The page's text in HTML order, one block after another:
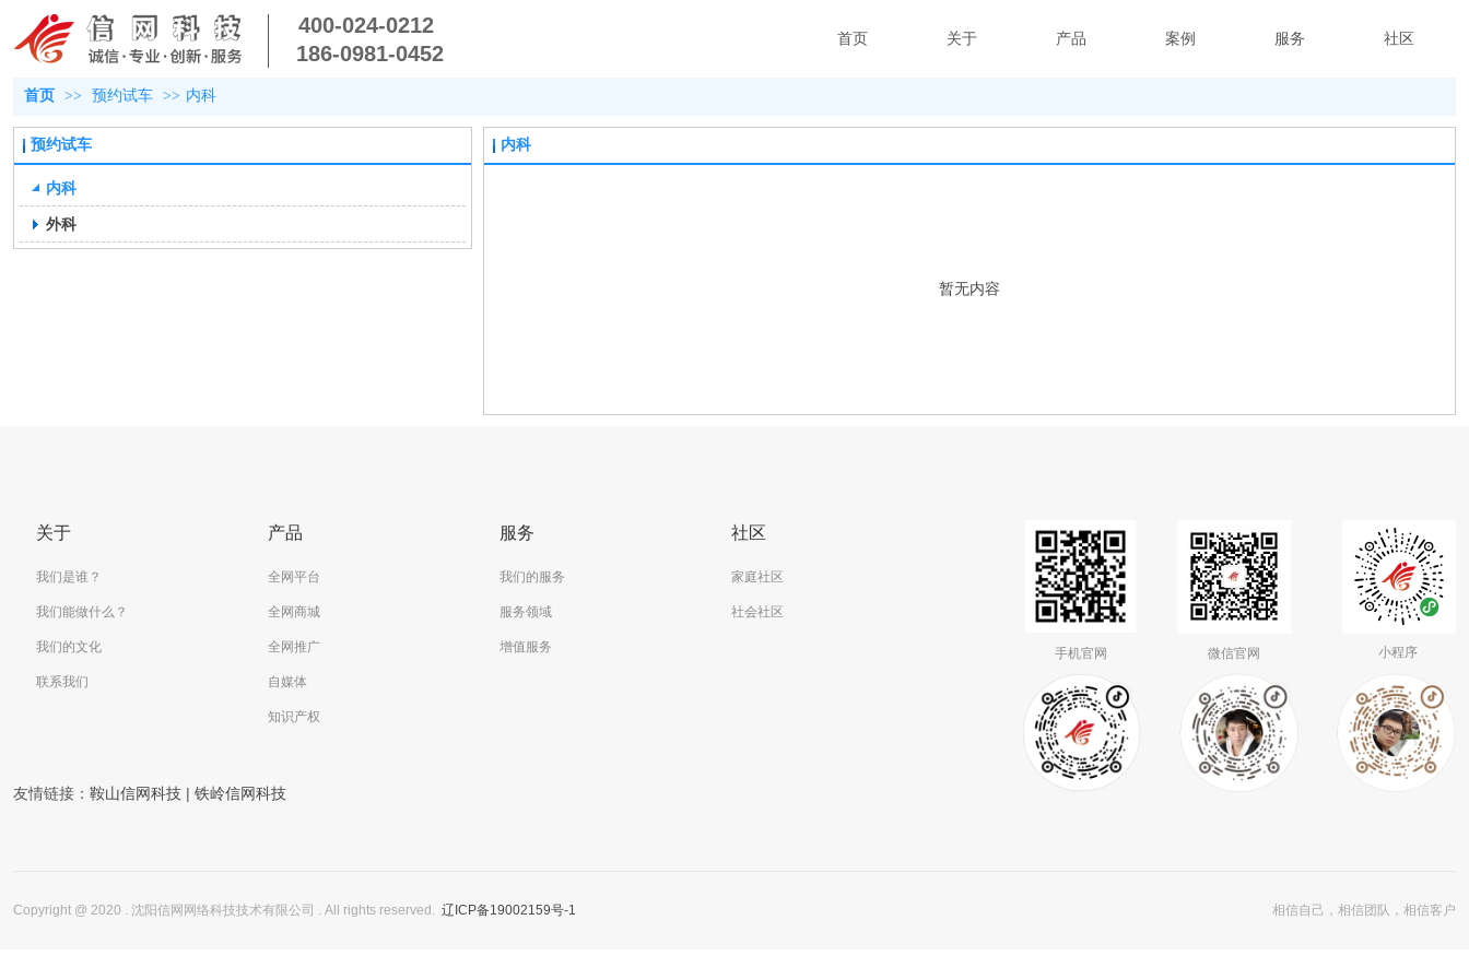
400-024-0212
186-0981-0452
首页 关于 产品 案例 服务 社区
首页 >> 预约试车 >> 内科
预约试车
内科
外科
内科
暂无内容
我们是谁？
我们能做什么？
我们的文化
联系我们
全网平台
全网商城
全网推广
自媒体
知识产权
我们的服务
服务领域
增值服务
家庭社区
社会社区
关于 产品 服务 社区
微信官网
手机官网
Copyright @ 2020 . 沈阳信网网络科技技术有限公司 . All rights reserved. 辽ICP备19002159号-1 相信自己，相信团队，相信客户
小程序
抖音二维码 抖音二维码 抖音二维码
友情链接： 鞍山信网科技 | 铁岭信网科技